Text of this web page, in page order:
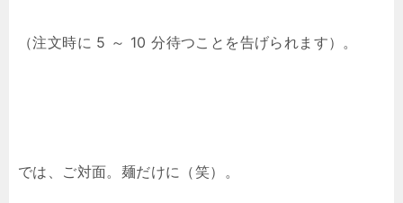
（注文時に 5 ～ 10 分待つことを告げられます）。
では、ご対面。麺だけに（笑）。